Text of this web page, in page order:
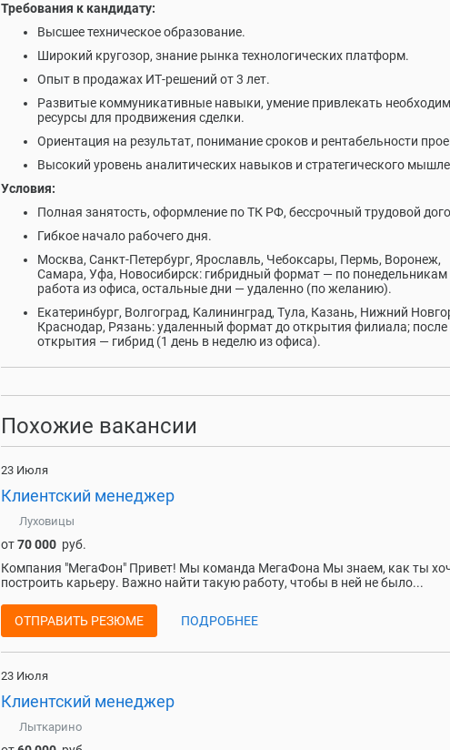
Требования к кандидату:
Высшее техническое образование.
Широкий кругозор, знание рынка технологических платформ.
Опыт в продажах ИТ-решений от 3 лет.
Развитые коммуникативные навыки, умение привлекать
ресурсы для продвижения сделки.
Ориентация на результат, понимание сроков и рентабельности
Высокий уровень аналитических навыков и стратегического
Условия:
Полная занятость, оформление по ТК РФ, бессрочный трудовой
Гибкое начало рабочего дня.
Москва, Санкт-Петербург, Ярославль, Чебоксары, Пермь, Воронеж,
Самара, Уфа, Новосибирск: гибридный формат — по понедельникам
работа из офиса, остальные дни — удаленно (по желанию).
Екатеринбург, Волгоград, Калининград, Тула, Казань, Нижний
Краснодар, Рязань: удаленный формат до открытия филиала; после
открытия — гибрид (1 день в неделю из офиса).
Похожие вакансии
23 Июля
Клиентский менеджер
Луховицы
от70 000 руб.
Компания "МегаФон" Привет! Мы команда МегаФона Мы знаем, как ты
построить карьеру. Важно найти такую работу, чтобы в ней не было...
ОТПРАВИТЬ РЕЗЮМЕ ПОДРОБНЕЕ
23 Июля
Клиентский менеджер
Лыткарино